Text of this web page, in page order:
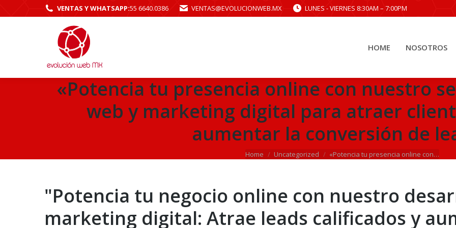
VENTAS Y WHATSAPP:55 6640.0386 VENTAS@EVOLUCIONWEB.MX LUNES - VIERNES 8:30AM – 7:00PM
HOME NOSOTROS
«Potencia tu presencia online con nuestro
web y marketing digital para atraer
aumentar la conversión de
You are here:
Home Uncategorized «Potencia tu presencia online con…
"Potencia tu negocio online con nuestro
marketing digital: Atrae leads calificados y
HOME NOSOTROS